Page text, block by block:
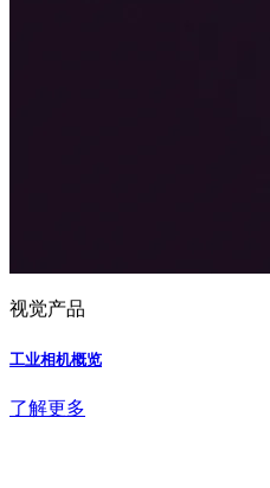
视觉产品
工业相机概览
了解更多